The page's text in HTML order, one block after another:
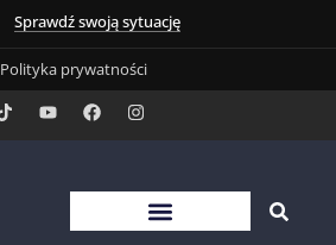
Sprawdź swoją sytuację
Polityka prywatności